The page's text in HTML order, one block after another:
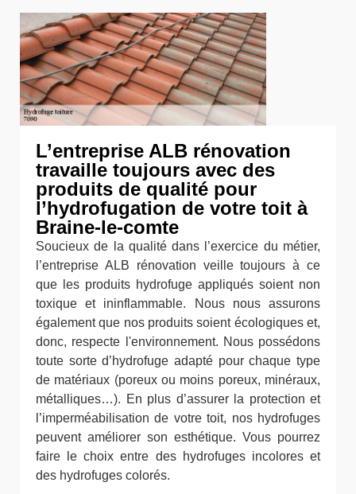
L’entreprise ALB rénovation
travaille toujours avec des
produits de qualité pour
l’hydrofugation de votre toit à
Braine-le-comte
Soucieux de la qualité dans l’exercice du métier,
l’entreprise ALB rénovation veille toujours à ce
que les produits hydrofuge appliqués soient non
toxique et ininflammable. Nous nous assurons
également que nos produits soient écologiques et,
donc, respecte l'environnement. Nous possédons
toute sorte d’hydrofuge adapté pour chaque type
de matériaux (poreux ou moins poreux, minéraux,
métalliques…). En plus d’assurer la protection et
l’imperméabilisation de votre toit, nos hydrofuges
peuvent améliorer son esthétique. Vous pourrez
faire le choix entre des hydrofuges incolores et
des hydrofuges colorés.